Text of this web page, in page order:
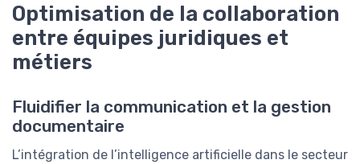
Optimisation de la collaboration
entre équipes juridiques et
métiers
Fluidifier la communication et la gestion
documentaire
L’intégration de l’intelligence artificielle dans le secteur